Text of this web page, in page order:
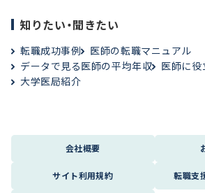
知りたい・聞きたい
転職成功事例
医師の転職マニュアル
データで見る医師の平均年収
医師に役
大学医局紹介
会社概要
サイト利用規約 転職支